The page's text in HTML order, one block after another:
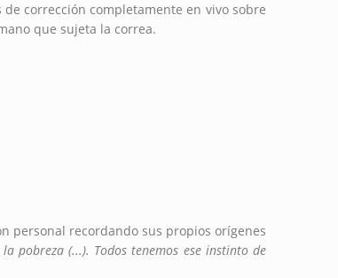
corrección completamente en vivo sobre
que sujeta la correa.
personal recordando sus propios orígenes
pobreza (...). Todos tenemos ese instinto de